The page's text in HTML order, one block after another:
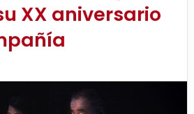
XX aniversario